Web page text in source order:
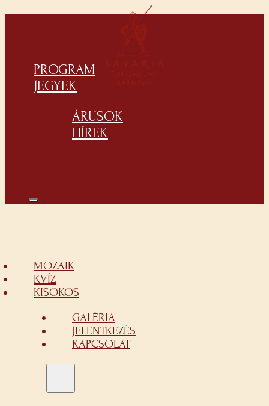
PROGRAM
JEGYEK
ÁRUSOK
HÍREK
MOZAIK
KVÍZ
KISOKOS
GALÉRIA
JELENTKEZÉS
KAPCSOLAT